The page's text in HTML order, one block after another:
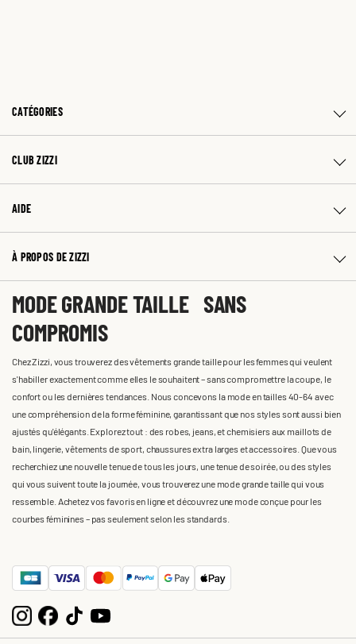
CATÉGORIES
CLUB ZIZZI
AIDE
À PROPOS DE ZIZZI
MODE GRANDE TAILLE SANS
COMPROMIS
Chez Zizzi, vous trouverez des vêtements grande taille pour les femmes qui veulent
s'habiller exactement comme elles le souhaitent – sans compromettre la coupe, le
confort ou les dernières tendances. Nous concevons la mode en tailles 40-64 avec
une compréhension de la forme féminine, garantissant que nos styles sont aussi bien
ajustés qu'élégants. Explorez tout : des robes, jeans, et chemisiers aux maillots de
bain, lingerie, vêtements de sport, chaussures extra larges et accessoires. Que vous
recherchiez une nouvelle tenue de tous les jours, une tenue de soirée, ou des styles
qui vous suivent toute la journée, vous trouverez une mode grande taille qui vous
ressemble. Achetez vos favoris en ligne et découvrez une mode conçue pour les
courbes féminines – pas seulement selon les standards.